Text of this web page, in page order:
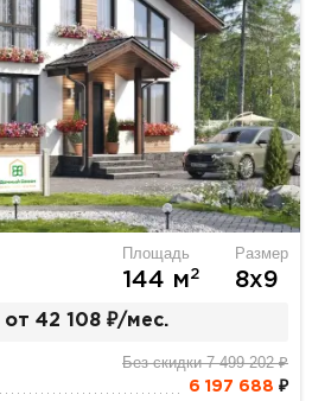
Площадь
144 м2
Размер
8х9
от 42 108 ₽/мес.
Без скидки 7 499 202 ₽
6 197 688 ₽